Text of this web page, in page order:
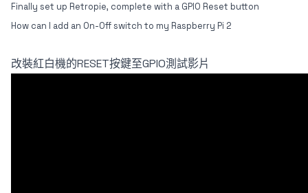
Finally set up Retropie, complete with a GPIO Reset button
How can I add an On-Off switch to my Raspberry Pi 2
改裝紅白機的RESET按鍵至GPIO測試影片